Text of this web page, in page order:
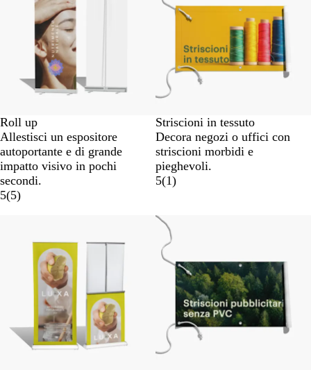
Roll up
Allestisci un espositore
autoportante e di grande
impatto visivo in pochi
secondi.
5(5)
Striscioni in tessuto
Decora negozi o uffici con
striscioni morbidi e
pieghevoli.
5(1)
Nuove opzioni